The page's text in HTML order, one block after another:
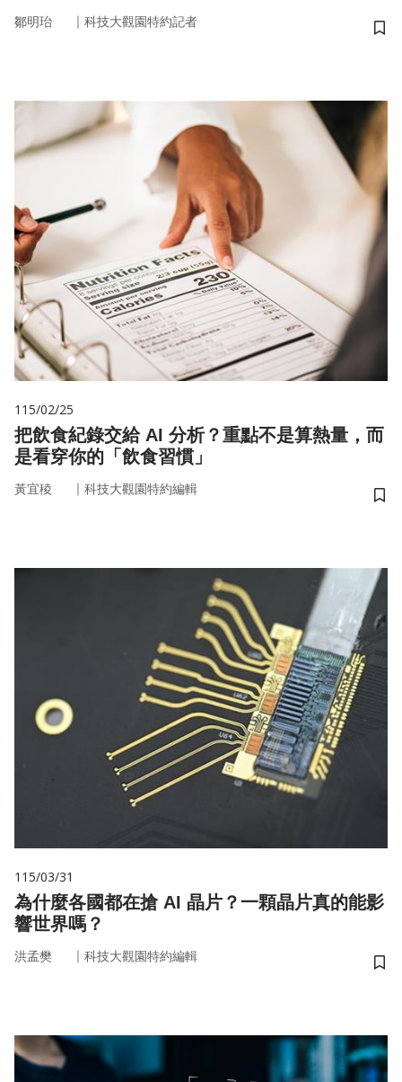
鄒明珆 ｜ 科技大觀園特約記者
儲
115/02/25
把飲食紀錄交給 AI 分析？重點不是算熱量，而
是看穿你的「飲食習慣」
黃宜稜 ｜ 科技大觀園特約編輯
儲
115/03/31
為什麼各國都在搶 AI 晶片？一顆晶片真的能影
響世界嗎？
洪孟樊 ｜ 科技大觀園特約編輯
儲